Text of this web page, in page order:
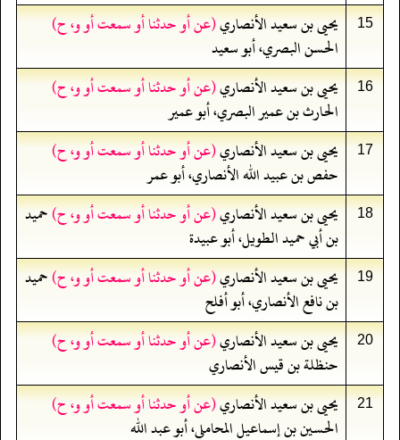
15 يحيى بن سعيد الأنصاري(عن أو حدثنا أو سمعت أو و، ح)
الحسن البصري، أبو سعيد
16 يحيى بن سعيد الأنصاري(عن أو حدثنا أو سمعت أو و، ح)
الحارث بن عمير البصري، أبو عمير
17 يحيى بن سعيد الأنصاري(عن أو حدثنا أو سمعت أو و، ح)
حفص بن عبيد الله الأنصاري، أبو عمر
18 يحيى بن سعيد الأنصاري(عن أو حدثنا أو سمعت أو و، ح)حميد
بن أبي حميد الطويل، أبو عبيدة
19 يحيى بن سعيد الأنصاري(عن أو حدثنا أو سمعت أو و، ح)حميد
بن نافع الأنصاري، أبو أفلح
20 يحيى بن سعيد الأنصاري(عن أو حدثنا أو سمعت أو و، ح)
حنظلة بن قيس الأنصاري
21 يحيى بن سعيد الأنصاري(عن أو حدثنا أو سمعت أو و، ح)
الحسين بن إسماعيل المحاملي، أبو عبد الله